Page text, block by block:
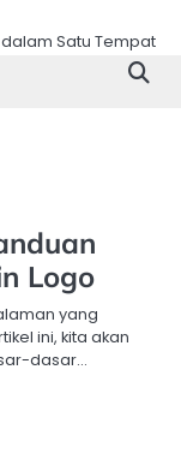
Satu Tempat
Logo
yang
ini, kita akan
dasar…